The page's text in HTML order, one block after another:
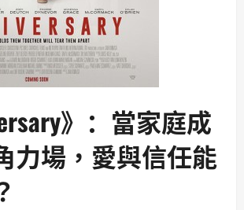
》：當家庭成
力場，愛與信任能